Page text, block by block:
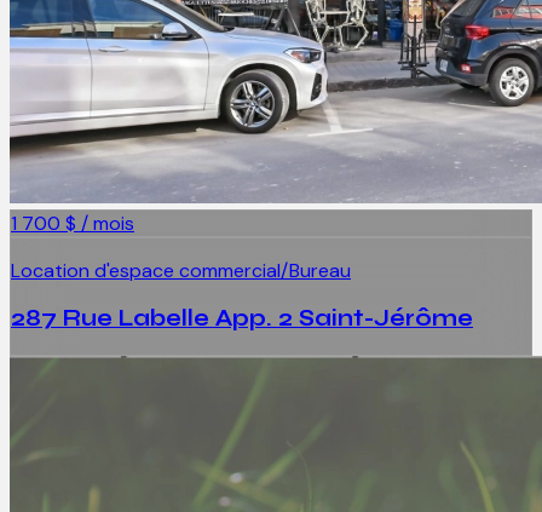
1 700 $ / mois
Location d'espace commercial/Bureau
287 Rue Labelle App. 2 Saint-Jérôme